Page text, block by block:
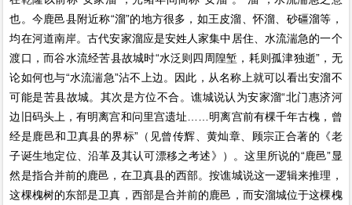
也。今鹿邑县附近称“溜”的地方很多，如王皮溜、怀溜、砂礓溜等，
均在河道南岸。古代安家溜应是安姓人家集中居住、水流湍急的一个
渡口，而谷水流经苦县故城时“水泛则四周隍堑，耗则孤津独逝”，无
论如何也与“水流湍急”沾不上边。因此，从名称上就可以看出安溜不
可能是苦县故城。其次是方位不合。谯城说认为安家溜“北门惠济河
边旧码头上，有明离宫和问里宫遗址……明离宫前有棵千年古槐，曾
经是鹿邑和卫真县的界标”（见曾传辉、黄灿章、顾宗正合著的《老
子诞生地定位、沿革及其认可漂移之考述》）。这里所说的“鹿邑”显
然是指合并前的鹿邑，在卫真县的西部。按谯城说这一逻辑来推理，
这棵槐树的东部是卫真，西部是合并前的鹿邑，而安溜城位于这棵槐